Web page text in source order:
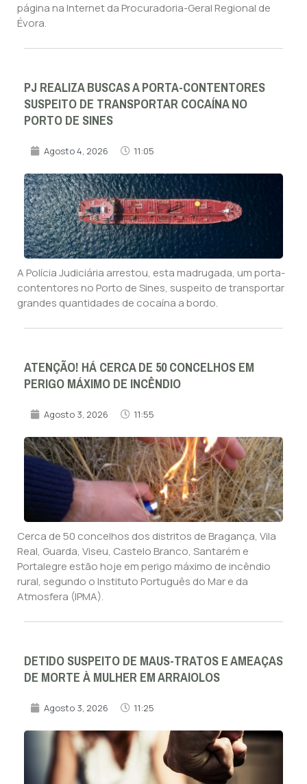
página na Internet da Procuradoria-Geral Regional de
Évora.
PJ REALIZA BUSCAS A PORTA-CONTENTORES
SUSPEITO DE TRANSPORTAR COCAÍNA NO
PORTO DE SINES
Agosto 4, 2026 11:05
A Polícia Judiciária arrestou, esta madrugada, um porta-
contentores no Porto de Sines, suspeito de transportar
grandes quantidades de cocaína a bordo.
ATENÇÃO! HÁ CERCA DE 50 CONCELHOS EM
PERIGO MÁXIMO DE INCÊNDIO
Agosto 3, 2026 11:55
Cerca de 50 concelhos dos distritos de Bragança, Vila
Real, Guarda, Viseu, Castelo Branco, Santarém e
Portalegre estão hoje em perigo máximo de incêndio
rural, segundo o Instituto Português do Mar e da
Atmosfera (IPMA).
DETIDO SUSPEITO DE MAUS-TRATOS E AMEAÇAS
DE MORTE À MULHER EM ARRAIOLOS
Agosto 3, 2026 11:25